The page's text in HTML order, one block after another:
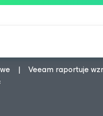
firmy Veeam dla
Veeam raportuje